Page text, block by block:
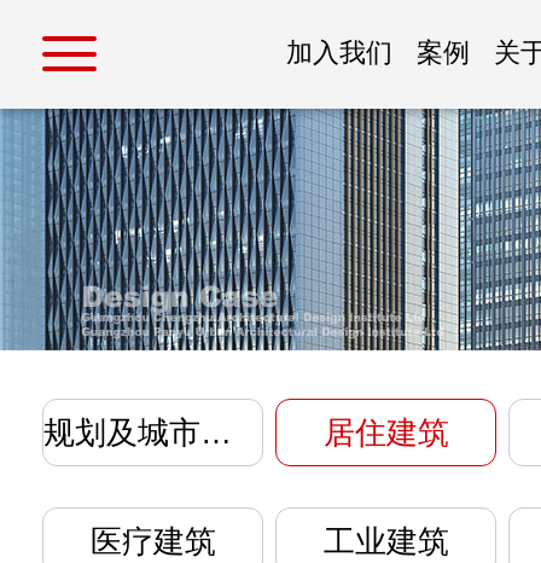
关
案例
加入我们
规划及城市设计 居住建筑
医疗建筑 工业建筑